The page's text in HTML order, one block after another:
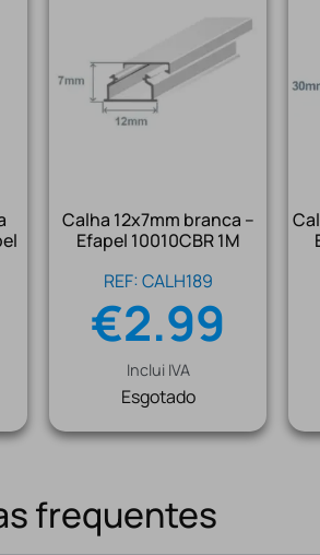
Calha 12x7mm branca –
Efapel 10010CBR 1M
REF: CALH189
€2.99
Inclui IVA
Esgotado
frequentes